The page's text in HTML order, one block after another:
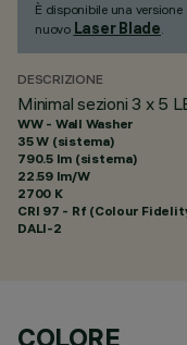
È disponibile una
nuovo Laser Blade.
DESCRIZIONE
Minimal sezioni 3 x 5
WW - Wall Washer
35 W (sistema)
790.5 lm (sistema)
22.59 lm/W
2700 K
CRI 97 - Rf (Colour
DALI-2
COLORE